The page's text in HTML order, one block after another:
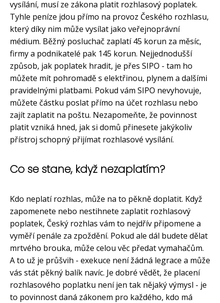
vysílání, musí ze zákona platit rozhlasový poplatek.
Tyhle peníze jdou přímo na provoz Českého rozhlasu,
který díky nim může vysílat jako veřejnoprávní
médium. Běžný posluchač zaplatí 45 korun za měsíc,
firmy a podnikatelé pak 145 korun. Nejjednodušší
způsob, jak poplatek hradit, je přes SIPO - tam ho
můžete mít pohromadě s elektřinou, plynem a dalšími
pravidelnými platbami. Pokud vám SIPO nevyhovuje,
můžete částku poslat přímo na účet rozhlasu nebo
zajít zaplatit na poštu. Nezapomeňte, že povinnost
platit vzniká hned, jak si domů přinesete jakýkoliv
přístroj schopný přijímat rozhlasové vysílání.
Co se stane, když nezaplatím?
Kdo neplatí rozhlas, může na to pěkně doplatit. Když
zapomenete nebo nestihnete zaplatit rozhlasový
poplatek, Český rozhlas vám to nejdřív připomene a
vyměří penále za zpoždění. Pokud ale dál budete dělat
mrtvého brouka, může celou věc předat vymahačům.
A to už je průšvih - exekuce není žádná legrace a může
vás stát pěkný balík navíc. Je dobré vědět, že placení
rozhlasového poplatku není jen tak nějaký výmysl - je
to povinnost daná zákonem pro každého, kdo má